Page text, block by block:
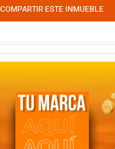
COMPARTIR ESTE INMUEBLE